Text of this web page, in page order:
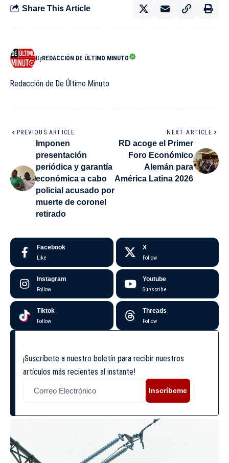
Share This Article
ByREDACCIÓN DE ÚLTIMO MINUTO
Redacción de De Último Minuto
PREVIOUS ARTICLE
Imponen
presentación
periódica y garantía
económica a cabo
policial acusado por
muerte de coronel
retirado
NEXT ARTICLE
RD acoge el Primer
Foro Económico
Alemán para
América Latina 2026
Facebook
Like
X
Follow
Instagram
Follow
Youtube
Subscribe
Tiktok
Follow
Threads
Follow
¡Suscríbete a nuestro boletín para recibir nuestros
artículos más recientes al instante!
Inscríbeme